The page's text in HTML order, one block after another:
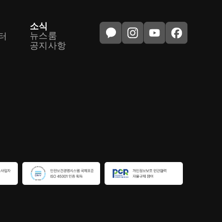
소식
뉴스룸
공지사항